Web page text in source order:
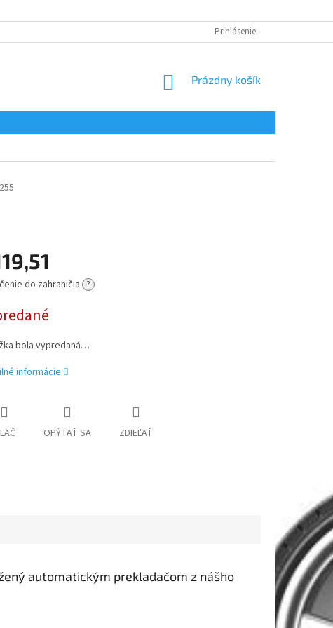
Prihlásenie
NÁKUPNÝ
Prázdny košík
255
do zahraničia ?
bola vypredaná…
informácie
OPÝTAŤ SA ZDIEĽAŤ